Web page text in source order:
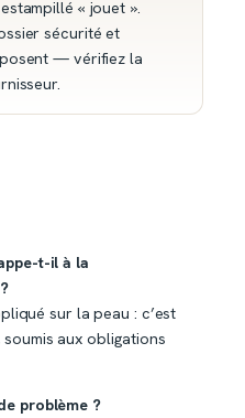
« jouet ».
sécurité et
— vérifiez la
t-il à la
sur la peau : c’est
aux obligations
problème ?